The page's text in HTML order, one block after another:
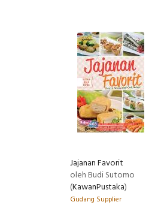
Jajanan Favorit
oleh Budi Sutomo
(KawanPustaka)
Gudang Supplier